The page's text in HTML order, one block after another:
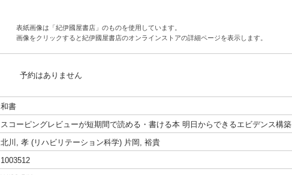
表紙画像は「紀伊國屋書店」のものを使用しています。
画像をクリックすると紀伊國屋書店のオンラインストアの詳細ページを表示します。
予約はありません
和書
スコーピングレビューが短期間で読める・書ける本 明日からできるエビデンス構築
北川, 孝 (リハビリテーション科学) 片岡, 裕貴
1003512